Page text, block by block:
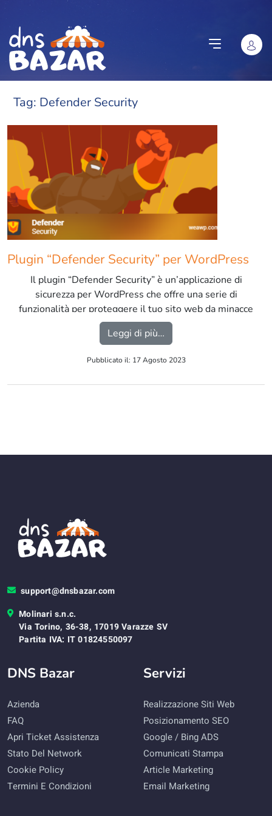
Vai al contenuto
Tag: Defender Security
Plugin “Defender Security” per WordPress
Il plugin “Defender Security” è un’applicazione di
sicurezza per WordPress che offre una serie di
funzionalità per proteggere il tuo sito web da minacce
online, vulnerabilità e attacchi dannosi. […]
Leggi di più…
Pubblicato il: 17 Agosto 2023
support@dnsbazar.com
Molinari s.n.c.
Via Torino, 36-38, 17019 Varazze SV
Partita IVA: IT 01824550097
DNS Bazar
Azienda
FAQ
Apri Ticket Assistenza
Stato Del Network
Cookie Policy
Termini E Condizioni
Servizi
Realizzazione Siti Web
Posizionamento SEO
Google / Bing ADS
Comunicati Stampa
Article Marketing
Email Marketing